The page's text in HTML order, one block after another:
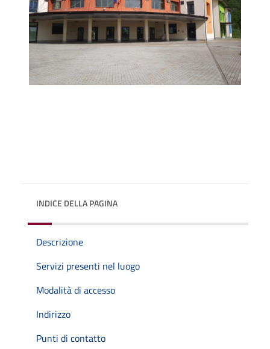
INDICE DELLA PAGINA
Descrizione
Servizi presenti nel luogo
Modalità di accesso
Indirizzo
Punti di contatto